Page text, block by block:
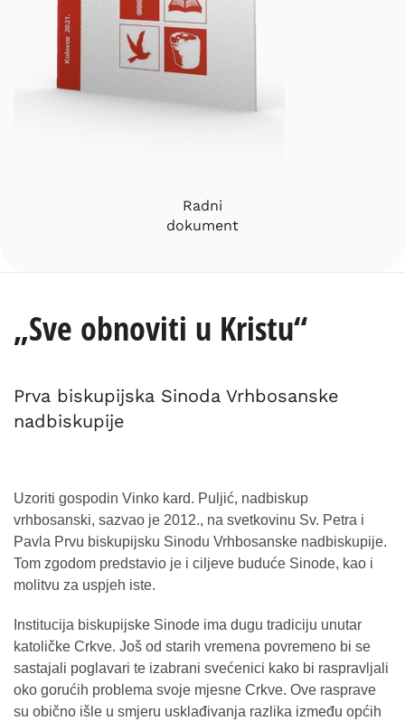
Radni
dokument
„Sve obnoviti u Kristu“
Prva biskupijska Sinoda Vrhbosanske
nadbiskupije
Uzoriti gospodin Vinko kard. Puljić, nadbiskup
vrhbosanski, sazvao je 2012., na svetkovinu Sv. Petra i
Pavla Prvu biskupijsku Sinodu Vrhbosanske nadbiskupije.
Tom zgodom predstavio je i ciljeve buduće Sinode, kao i
molitvu za uspjeh iste.
Institucija biskupijske Sinode ima dugu tradiciju unutar
katoličke Crkve. Još od starih vremena povremeno bi se
sastajali poglavari te izabrani svećenici kako bi raspravljali
oko gorućih problema svoje mjesne Crkve. Ove rasprave
su obično išle u smjeru usklađivanja razlika između općih